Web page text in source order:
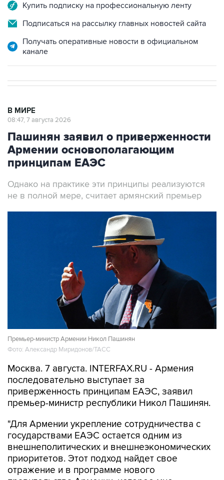
Купить подписку на профессиональную ленту
Подписаться на рассылку главных новостей сайта
Получать оперативные новости в официальном
канале
В МИРЕ
08:47, 7 августа 2026
Пашинян заявил о приверженности
Армении основополагающим
принципам ЕАЭС
Однако на практике эти принципы реализуются
не в полной мере, считает армянский премьер
Премьер-министр Армении Никол Пашинян
Фото: Александр Миридонов/ТАСС
Москва. 7 августа. INTERFAX.RU - Армения
последовательно выступает за
приверженность принципам ЕАЭС, заявил
премьер-министр республики Никол Пашинян.
"Для Армении укрепление сотрудничества с
государствами ЕАЭС остается одним из
внешнеполитических и внешнеэкономических
приоритетов. Этот подход найдет свое
отражение и в программе нового